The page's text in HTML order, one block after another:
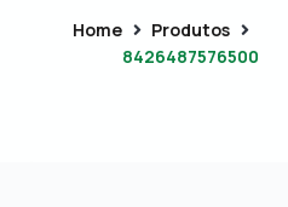
Home
Produtos
8426487576500